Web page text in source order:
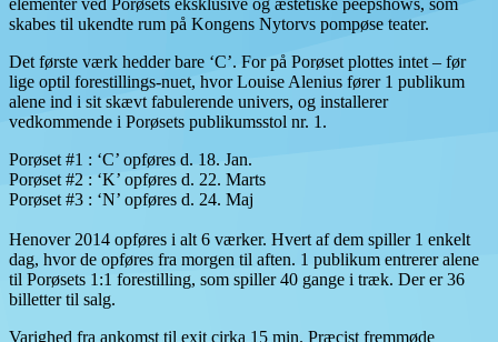
skabes til ukendte rum på Kongens Nytorvs pompøse teater.
Det første værk hedder bare ‘C’. For på Porøset plottes intet – før
lige optil forestillings-nuet, hvor Louise Alenius fører 1 publikum
alene ind i sit skævt fabulerende univers, og installerer
vedkommende i Porøsets publikumsstol nr. 1.
Porøset #1 : ‘C’ opføres d. 18. Jan.
Porøset #2 : ‘K’ opføres d. 22. Marts
Porøset #3 : ‘N’ opføres d. 24. Maj
Henover 2014 opføres i alt 6 værker. Hvert af dem spiller 1 enkelt
dag, hvor de opføres fra morgen til aften. 1 publikum entrerer alene
til Porøsets 1:1 forestilling, som spiller 40 gange i træk. Der er 36
billetter til salg.
Varighed fra ankomst til exit cirka 15 min. Præcist fremmøde